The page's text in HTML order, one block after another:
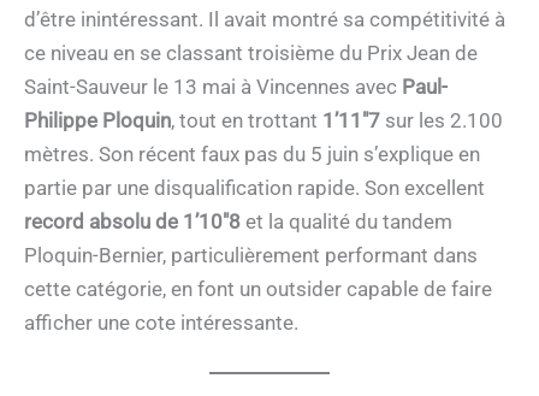
d’être inintéressant. Il avait montré sa compétitivité à
ce niveau en se classant troisième du Prix Jean de
Saint-Sauveur le 13 mai à Vincennes avec Paul-
Philippe Ploquin, tout en trottant 1’11″7 sur les 2.100
mètres. Son récent faux pas du 5 juin s’explique en
partie par une disqualification rapide. Son excellent
record absolu de 1’10″8 et la qualité du tandem
Ploquin-Bernier, particulièrement performant dans
cette catégorie, en font un outsider capable de faire
afficher une cote intéressante.